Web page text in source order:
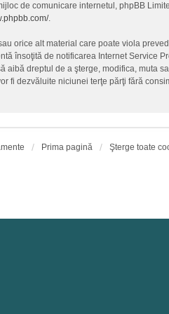
de comunicare internetul, phpBB
.
orice alt material care poate viola
însoţită de notificarea Internet Service
dreptul de a şterge, modifica, muta
dezvăluite niciunei terţe părţi fără
Prima pagină Şterge toate